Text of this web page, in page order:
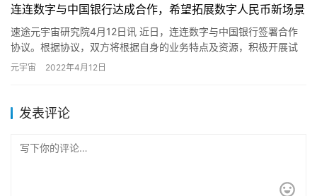
连连数字与中国银行达成合作，希望拓展数字人民币新场景
速途元宇宙研究院4月12日讯 近日，连连数字与中国银行签署合作
协议。根据协议，双方将根据自身的业务特点及资源，积极开展试
点地区以及贸易、服务等相关场景的推广落地。 去年，连连数字
元宇宙 2022年4月12日
发表评论